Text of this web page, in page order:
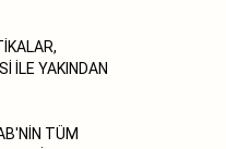
İLE YAKINDAN
TÜM